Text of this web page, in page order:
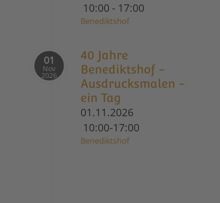
10:00 - 17:00
Benediktshof
01
Nov
2026
40 Jahre
Benediktshof -
Ausdrucksmalen -
ein Tag
01.11.2026
10:00-17:00
Benediktshof